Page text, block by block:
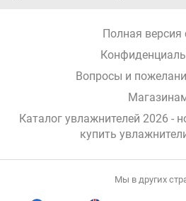
Полная версия
Вопросы и
Каталог увлажнителей 2026 -
купить
Мы в других